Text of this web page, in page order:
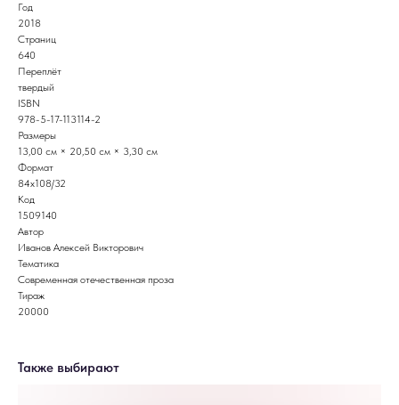
Год
2018
Страниц
640
Переплёт
твердый
ISBN
978-5-17-113114-2
Размеры
13,00 см × 20,50 см × 3,30 см
Формат
84x108/32
Код
1509140
Автор
Иванов Алексей Викторович
Тематика
Современная отечественная проза
Тираж
20000
Также выбирают